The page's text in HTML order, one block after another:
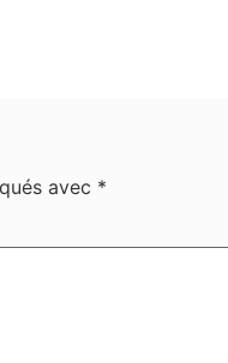
avec *